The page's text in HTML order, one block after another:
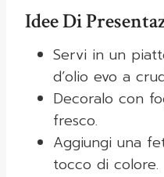
Idee Di
Servi in un
d’olio evo a
Decoralo con
fresco.
Aggiungi una
tocco di colore.